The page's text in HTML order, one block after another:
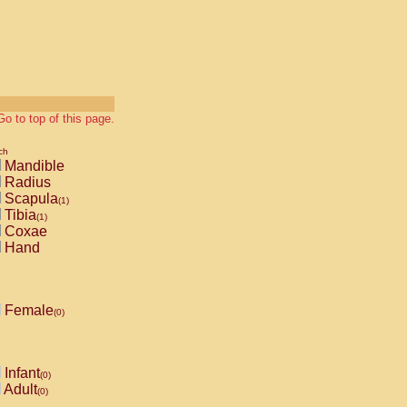
to top of this page.
Mandible
Radius
Scapula(1)
Tibia(1)
Coxae
Hand
Female(0)
Infant(0)
Adult(0)